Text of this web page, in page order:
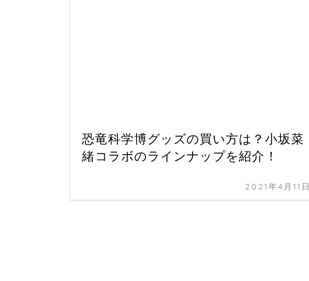
恐竜科学博グッズの買い方は？小坂菜
緒コラボのラインナップを紹介！
2021年4月11日